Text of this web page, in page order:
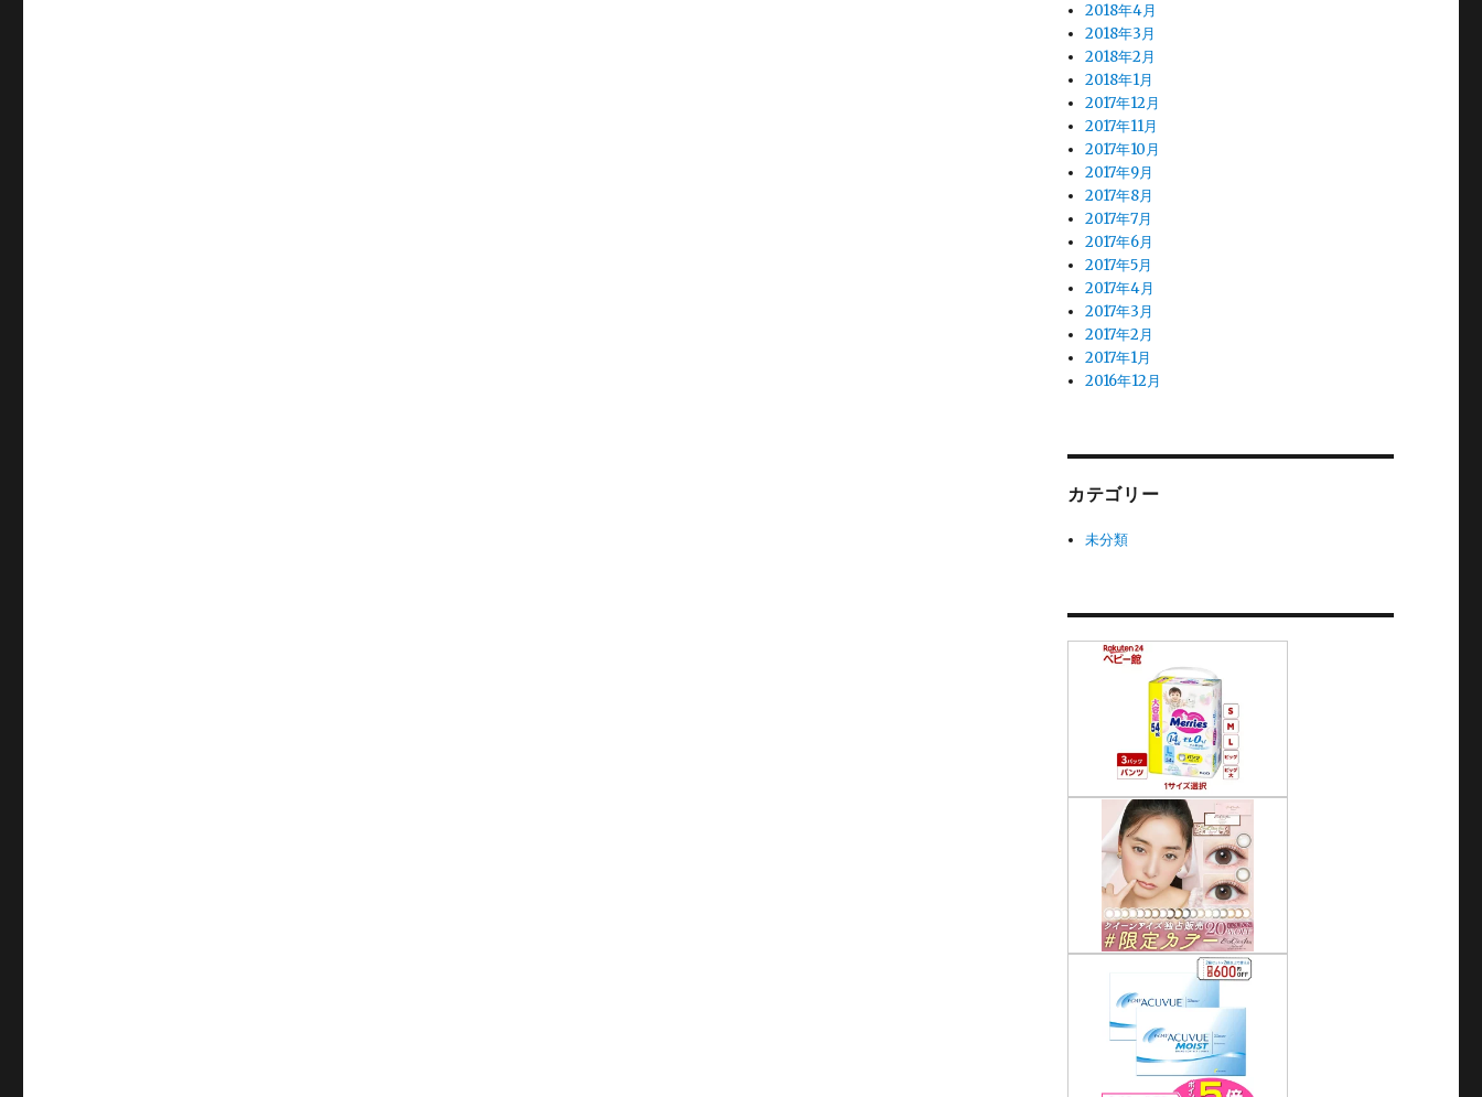
2018年4月
2018年3月
2018年2月
2018年1月
2017年12月
2017年11月
2017年10月
2017年9月
2017年8月
2017年7月
2017年6月
2017年5月
2017年4月
2017年3月
2017年2月
2017年1月
2016年12月
カテゴリー
未分類